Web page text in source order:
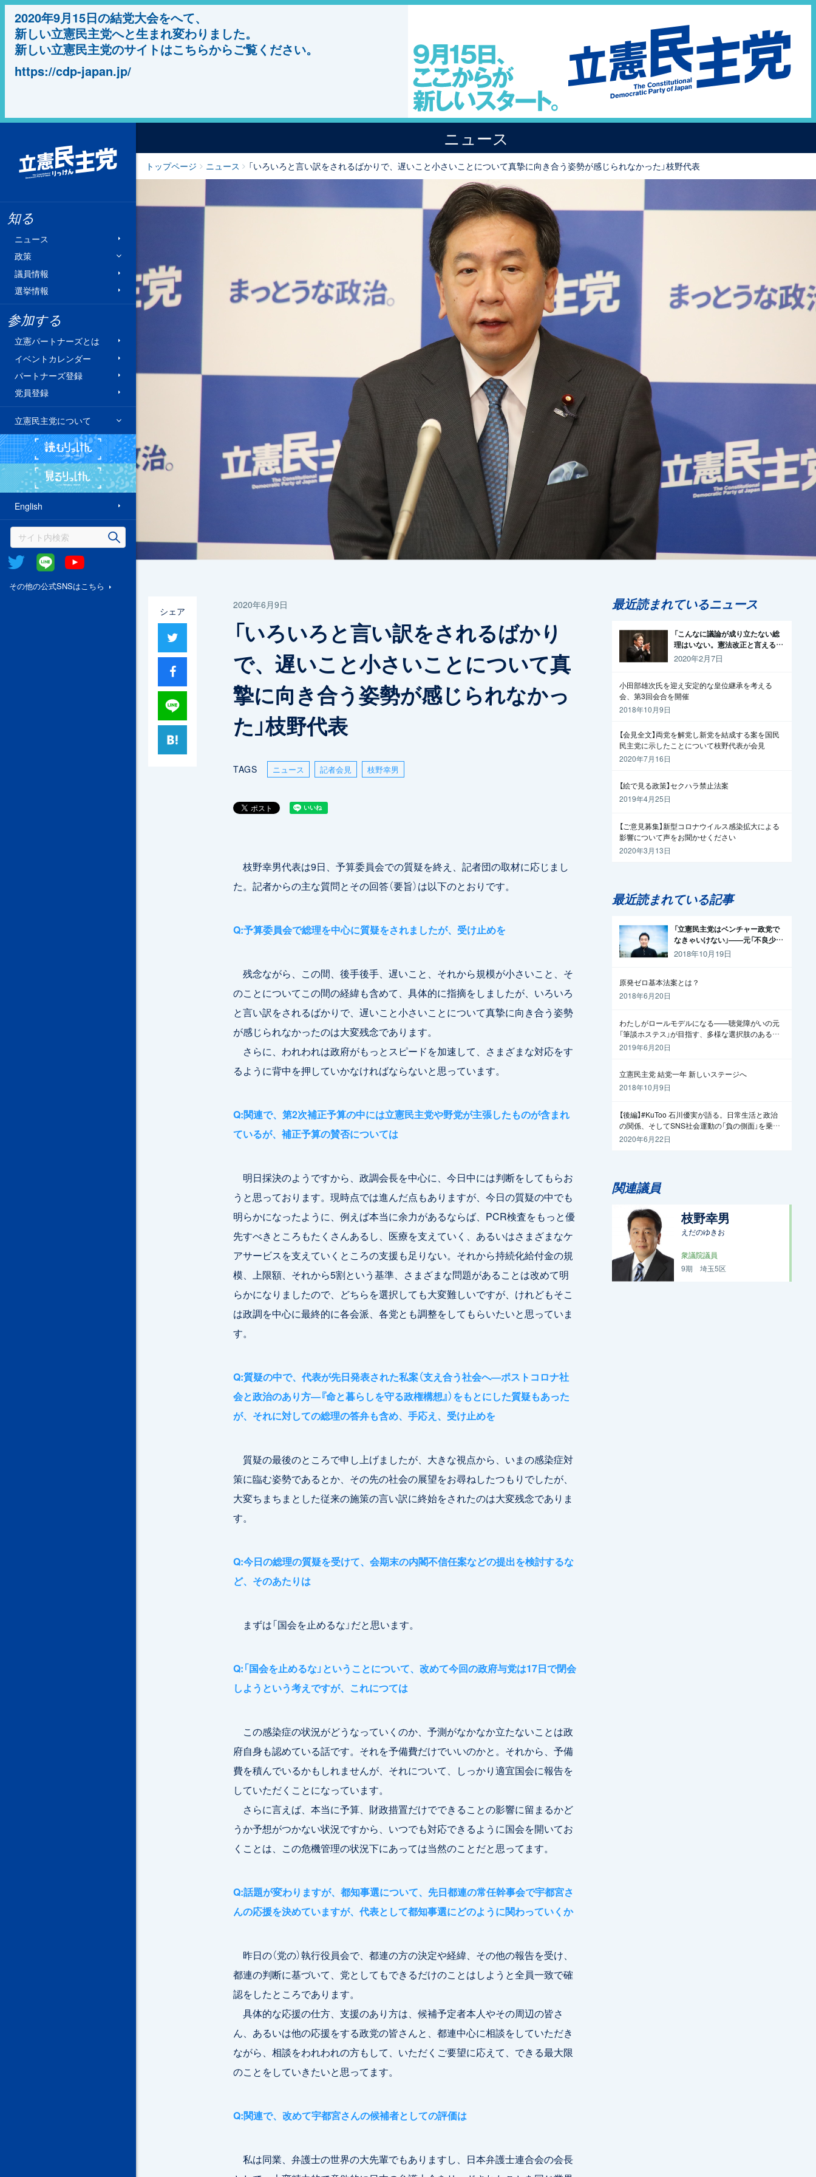
2020年9月15日の結党大会をへて、
新しい立憲民主党へと生まれ変わりました。
新しい立憲民主党のサイトはこちらからご覧ください。
https://cdp-japan.jp/
知る
ニュース
政策
議員情報
選挙情報
参加する
立憲パートナーズとは
イベントカレンダー
パートナーズ登録
党員登録
立憲民主党について
読むりっけん
見るりっけん
English
Twitter @Line
その他の公式SNSはこちら
ニュース
トップページ ニュース 「いろいろと言い訳をされるばかりで、遅いこと小さいことについて真摯に向き合う姿勢が感じられなかった」枝野代表
シェア
Lineで送る
2020年6月9日
「いろいろと言い訳をされるばかり
で、遅いこと小さいことについて真
摯に向き合う姿勢が感じられなかっ
た」枝野代表
TAGS ニュース 記者会見 枝野幸男
枝野幸男代表は9日、予算委員会での質疑を終え、記者団の取材に応じまし
た。記者からの主な質問とその回答（要旨）は以下のとおりです。
Q:予算委員会で総理を中心に質疑をされましたが、受け止めを
残念ながら、この間、後手後手、遅いこと、それから規模が小さいこと、そ
のことについてこの間の経緯も含めて、具体的に指摘をしましたが、いろいろ
と言い訳をされるばかりで、遅いこと小さいことについて真摯に向き合う姿勢
が感じられなかったのは大変残念であります。
さらに、われわれは政府がもっとスピードを加速して、さまざまな対応をす
るように背中を押していかなければならないと思っています。
Q:関連で、第2次補正予算の中には立憲民主党や野党が主張したものが含まれ
ているが、補正予算の賛否については
明日採決のようですから、政調会長を中心に、今日中には判断をしてもらお
うと思っております。現時点では進んだ点もありますが、今日の質疑の中でも
明らかになったように、例えば本当に余力があるならば、PCR検査をもっと優
先すべきところもたくさんあるし、医療を支えていく、あるいはさまざまなケ
アサービスを支えていくところの支援も足りない。それから持続化給付金の規
模、上限額、それから5割という基準、さまざまな問題があることは改めて明
らかになりましたので、どちらを選択しても大変難しいですが、けれどもそこ
は政調を中心に最終的に各会派、各党とも調整をしてもらいたいと思っていま
す。
Q:質疑の中で、代表が先日発表された私案（支え合う社会へ―ポストコロナ社
会と政治のあり方―『命と暮らしを守る政権構想』）をもとにした質疑もあった
が、それに対しての総理の答弁も含め、手応え、受け止めを
質疑の最後のところで申し上げましたが、大きな視点から、いまの感染症対
策に臨む姿勢であるとか、その先の社会の展望をお尋ねしたつもりでしたが、
大変ちまちまとした従来の施策の言い訳に終始をされたのは大変残念でありま
す。
Q:今日の総理の質疑を受けて、会期末の内閣不信任案などの提出を検討するな
ど、そのあたりは
まずは「国会を止めるな」だと思います。
Q:「国会を止めるな」ということについて、改めて今回の政府与党は17日で閉会
しようという考えですが、これにつては
この感染症の状況がどうなっていくのか、予測がなかなか立たないことは政
府自身も認めている話です。それを予備費だけでいいのかと。それから、予備
費を積んでいるかもしれませんが、それについて、しっかり適宜国会に報告を
していただくことになっています。
さらに言えば、本当に予算、財政措置だけでできることの影響に留まるかど
うか予想がつかない状況ですから、いつでも対応できるように国会を開いてお
くことは、この危機管理の状況下にあっては当然のことだと思ってます。
Q:話題が変わりますが、都知事選について、先日都連の常任幹事会で宇都宮さ
んの応援を決めていますが、代表として都知事選にどのように関わっていくか
昨日の（党の）執行役員会で、都連の方の決定や経緯、その他の報告を受け、
都連の判断に基づいて、党としてもできるだけのことはしようと全員一致で確
認をしたところであります。
具体的な応援の仕方、支援のあり方は、候補予定者本人やその周辺の皆さ
ん、あるいは他の応援をする政党の皆さんと、都連中心に相談をしていただき
ながら、相談をわれわれの方もして、いただくご要望に応えて、できる最大限
のことをしていきたいと思ってます。
Q:関連で、改めて宇都宮さんの候補者としての評価は
私は同業、弁護士の世界の大先輩でもありますし、日本弁護士連合会の会長
最近読まれているニュース
「こんなに議論が成り立たない総
理はいない。憲法改正と言える資
格がどこにある。市民と野党の力
で引きずり下ろそう」杉尾議員
2020年2月7日
小田部雄次氏を迎え安定的な皇位継承を考える
会、第3回会合を開催
2018年10月9日
【会見全文】両党を解党し新党を結成する案を国民
民主党に示したことについて枝野代表が会見
2020年7月16日
【絵で見る政策】セクハラ禁止法案
2019年4月25日
【ご意見募集】新型コロナウイルス感染拡大による
影響について声をお聞かせください
2020年3月13日
最近読まれている記事
「立憲民主党はベンチャー政党で
なきゃいけない」——元「不良少
年」の起業家が政治家になった理
2018年10月19日
原発ゼロ基本法案とは？
2018年6月20日
わたしがロールモデルになる——聴覚障がいの元
「筆談ホステス」が目指す、多様な選択肢のある社
会
2019年6月20日
立憲民主党 結党一年 新しいステージへ
2018年10月9日
【後編】#KuToo 石川優実が語る。日常生活と政治
の関係、そしてSNS社会運動の「負の側面」を乗り
越えるには
2020年6月22日
関連議員
枝野幸男
えだのゆきお
衆議院議員
9期埼玉5区